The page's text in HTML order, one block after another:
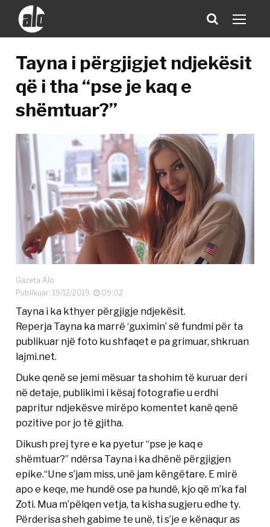
Tayna i përgjigjet ndjekësit
që i tha “pse je kaq e
shëmtuar?”
Gazeta Alo
Publikuar: 19/12/2019
09:02
Tayna i ka kthyer përgjigje ndjekësit.
Reperja Tayna ka marrë ‘guximin’ së fundmi për ta
publikuar një foto ku shfaqet e pa grimuar, shkruan
lajmi.net.
Duke qenë se jemi mësuar ta shohim të kuruar deri
në detaje, publikimi i kësaj fotografie u erdhi
papritur ndjekësve mirëpo komentet kanë qenë
pozitive por jo të gjitha.
Dikush prej tyre e ka pyetur “pse je kaq e
shëmtuar?” ndërsa Tayna i ka dhënë përgjigjen
epike.“Une s’jam miss, unë jam këngëtare. E mirë
apo e keqe, me hundë ose pa hundë, kjo që m’ka fal
Zoti. Mua m’pëlqen vetja, ta kisha sugjeru edhe ty.
Përderisa sheh gabime te unë, ti s’je e kënaqur as